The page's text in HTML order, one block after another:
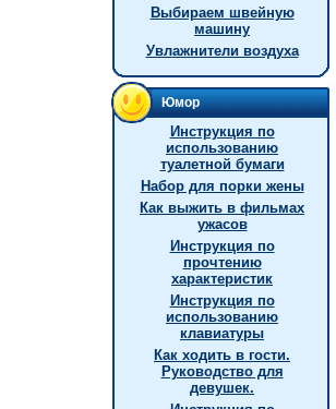
Выбираем швейную
машину
Увлажнители воздуха
Юмор
Инструкция по
использованию
туалетной бумаги
Hабор для порки жены
Как выжить в фильмах
ужасов
Инструкция по
прочтению
характеристик
Инструкция по
использованию
клавиатуры
Как ходить в гости.
Руководство для
девушек.